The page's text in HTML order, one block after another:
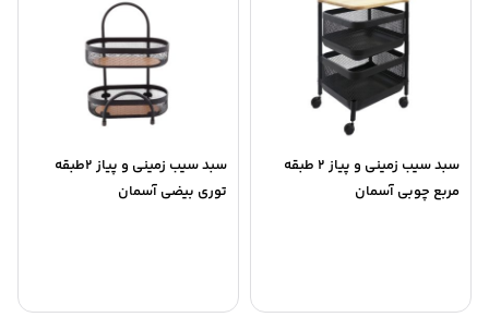
سبد سیب زمینی و پیاز 2 طبقه
مربع چوبی آسمان
سبد سیب زمینی و پیاز 2طبقه
توری بیضی آسمان